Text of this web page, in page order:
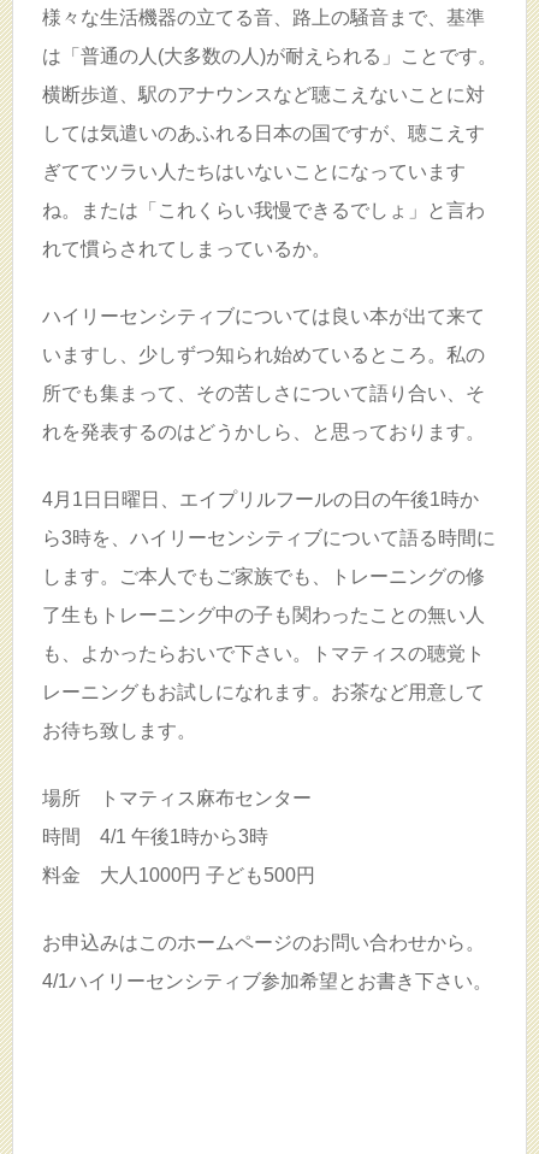
様々な生活機器の立てる音、路上の騒音まで、基準
は「普通の人(大多数の人)が耐えられる」ことです。
横断歩道、駅のアナウンスなど聴こえないことに対
しては気遣いのあふれる日本の国ですが、聴こえす
ぎててツラい人たちはいないことになっています
ね。または「これくらい我慢できるでしょ」と言わ
れて慣らされてしまっているか。
ハイリーセンシティブについては良い本が出て来て
いますし、少しずつ知られ始めているところ。私の
所でも集まって、その苦しさについて語り合い、そ
れを発表するのはどうかしら、と思っております。
4月1日日曜日、エイプリルフールの日の午後1時か
ら3時を、ハイリーセンシティブについて語る時間に
します。ご本人でもご家族でも、トレーニングの修
了生もトレーニング中の子も関わったことの無い人
も、よかったらおいで下さい。トマティスの聴覚ト
レーニングもお試しになれます。お茶など用意して
お待ち致します。
場所 トマティス麻布センター
時間 4/1 午後1時から3時
料金 大人1000円 子ども500円
お申込みはこのホームページのお問い合わせから。
4/1ハイリーセンシティブ参加希望とお書き下さい。